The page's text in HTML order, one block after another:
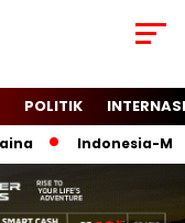
POLITIK
Indonesia-